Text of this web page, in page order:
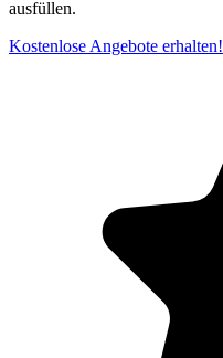
ausfüllen.
Kostenlose Angebote erhalten!